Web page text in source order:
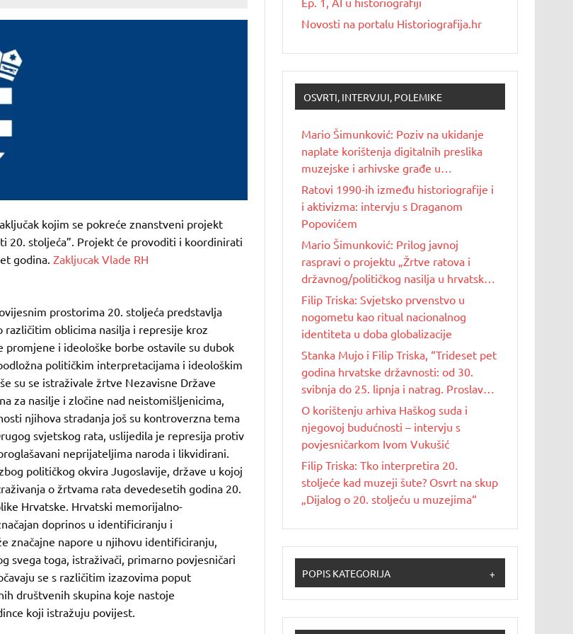
kojim se pokreće znanstveni projekt
20. stoljeća”. Projekt će provoditi i koordinirati
godina. Zakljucak Vlade RH
prostorima 20. stoljeća predstavlja
oblicima nasilja i represije kroz
i ideološke borbe ostavile su dubok
političkim interpretacijama i ideološkim
su se istraživale žrtve Nezavisne Države
za nasilje i zločine nad neistomišljenicima,
njihova stradanja još su kontroverzna tema
svjetskog rata, uslijedila je represija protiv
neprijateljima naroda i likvidirani.
političkog okvira Jugoslavije, države u kojoj
o žrtvama rata devedesetih godina 20.
Hrvatske. Hrvatski memorijalno-
doprinos u identificiranju i
značajne napore u njihovu identificiranju,
svega toga, istraživači, primarno povjesničari
se s različitim izazovima poput
društvenih skupina koje nastoje
koji istražuju povijest.
Novosti na portalu Historiografija.hr
OSVRTI, INTERVJUI, POLEMIKE
Mario Šimunković: Poziv na ukidanje
naplate korištenja digitalnih preslika
muzejske i arhivske građe u
nekomercijalne svrhe
Ratovi 1990-ih između historiografije i
i aktivizma: intervju s Draganom
Popovićem
Mario Šimunković: Prilog javnoj
raspravi o projektu „Žrtve ratova i
državnog/političkog nasilja u hrvatskoj
povijesti 20. stoljeća“
Filip Triska: Svjetsko prvenstvo u
nogometu kao ritual nacionalnog
identiteta u doba globalizacije
Stanka Mujo i Filip Triska, “Trideset pet
godina hrvatske državnosti: od 30.
svibnja do 25. lipnja i natrag. Proslave
Dana državnosti u Republici Hrvatskoj
od 1990. do 2025. godine”
O korištenju arhiva Haškog suda i
njegovoj budućnosti – intervju s
povjesničarkom Ivom Vukušić
Filip Triska: Tko interpretira 20.
stoljeće kad muzeji šute? Osvrt na skup
„Dijalog o 20. stoljeću u muzejima“
POPIS KATEGORIJA +